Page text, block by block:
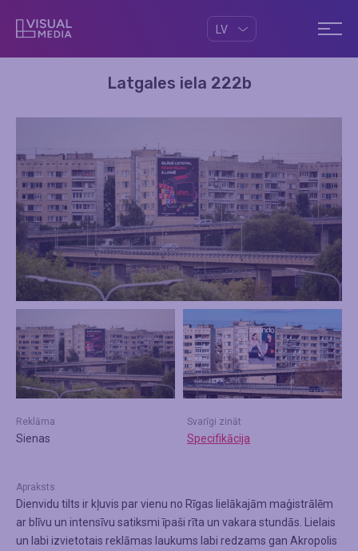
LV
Latgales iela 222b
Reklāma
Sienas
Svarīgi zināt
Specifikācija
Apraksts
Dienvidu tilts ir kļuvis par vienu no Rīgas lielākajām maģistrālēm
ar blīvu un intensīvu satiksmi īpaši rīta un vakara stundās. Lielais
un labi izvietotais reklāmas laukums labi redzams gan Akropolis